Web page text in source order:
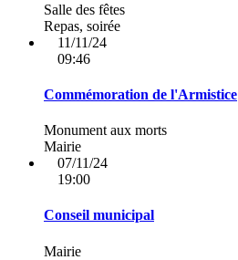
Salle des fêtes
Repas, soirée
11/11/24
09:46
Commémoration de l'Armistice
Monument aux morts
Mairie
07/11/24
19:00
Conseil municipal
Mairie